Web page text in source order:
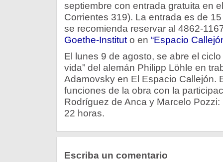
septiembre con entrada gratuita en
Corrientes 319). La entrada es de
se recomienda reservar al 4862-
Goethe-Instituto en “Espacio
El lunes 9 de agosto, se abre el
vida” del alemán Philipp Löhle en
Adamovsky en El Espacio Callejón.
funciones de la obra con la
Rodríguez de Anca y Marcelo
22 horas.
Escriba un comentario